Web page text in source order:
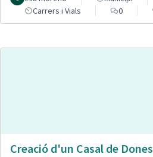
Carrers i Vials
0
Creació d'un Casal de Dones